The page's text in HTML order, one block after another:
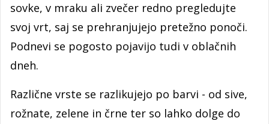
sovke, v mraku ali zvečer redno pregledujte
svoj vrt, saj se prehranjujejo pretežno ponoči.
Podnevi se pogosto pojavijo tudi v oblačnih
dneh.
Različne vrste se razlikujejo po barvi - od sive,
rožnate, zelene in črne ter so lahko dolge do